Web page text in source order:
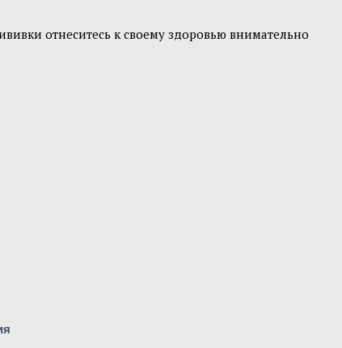
отнеситесь к своему здоровью внимательно